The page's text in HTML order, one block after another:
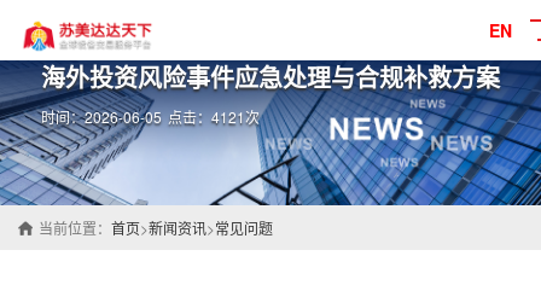
EN
海外投资风险事件应急处理与合规补救方案
时间：2026-06-05 点击：4121次
当前位置： 首页>新闻资讯>常见问题